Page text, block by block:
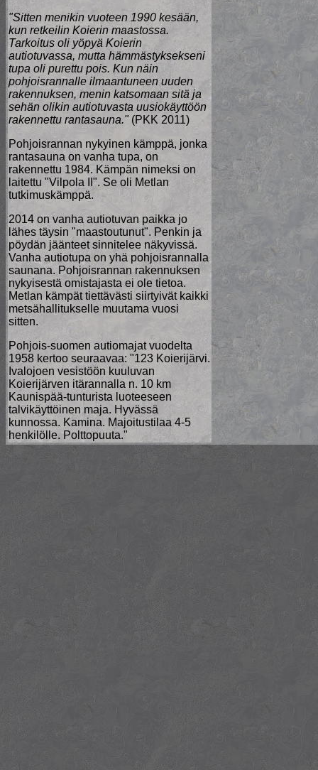
"Sitten menikin vuoteen 1990 kesään,
kun retkeilin Koierin maastossa.
Tarkoitus oli yöpyä Koierin
autiotuvassa, mutta hämmästyksekseni
tupa oli purettu pois. Kun näin
pohjoisrannalle ilmaantuneen uuden
rakennuksen, menin katsomaan sitä ja
sehän olikin autiotuvasta uusiokäyttöön
rakennettu rantasauna."(PKK 2011)
Pohjoisrannan nykyinen kämppä, jonka
rantasauna on vanha tupa, on
rakennettu 1984. Kämpän nimeksi on
laitettu "Vilpola II". Se oli Metlan
tutkimuskämppä.
2014 on vanha autiotuvan paikka jo
lähes täysin "maastoutunut". Penkin ja
pöydän jäänteet sinnitelee näkyvissä.
Vanha autiotupa on yhä pohjoisrannalla
saunana. Pohjoisrannan rakennuksen
nykyisestä omistajasta ei ole tietoa.
Metlan kämpät tiettävästi siirtyivät kaikki
metsähallitukselle muutama vuosi
sitten.
Pohjois-suomen autiomajat vuodelta
1958 kertoo seuraavaa: "123 Koierijärvi.
Ivalojoen vesistöön kuuluvan
Koierijärven itärannalla n. 10 km
Kaunispää-tunturista luoteeseen
talvikäyttöinen maja. Hyvässä
kunnossa. Kamina. Majoitustilaa 4-5
henkilölle. Polttopuuta."